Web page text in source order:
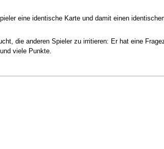
eine identische Karte und damit einen
die anderen Spieler zu irritieren: Er hat eine
viele Punkte.